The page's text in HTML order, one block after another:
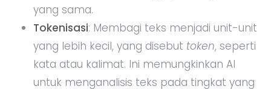
yang sama.
Tokenisasi: Membagi teks menjadi unit-unit
yang lebih kecil, yang disebut token, seperti
kata atau kalimat. Ini memungkinkan AI
untuk menganalisis teks pada tingkat yang